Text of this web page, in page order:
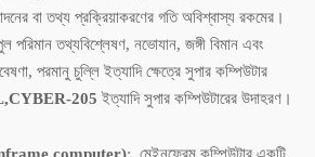
বা তথ্য প্রক্রিয়াকরণের গতি অবিশ্বাস্য রকমের।
পরিমান তথ্যবিশ্লেষণ, নভোযান, জঙ্গী বিমান এবং
পরমানু চুল্লি ইত্যাদি ক্ষেত্রে সুপার কম্পিউটার
205 ইত্যাদি সুপার কম্পিউটারের উদাহরণ।
computer): মেইনফ্রেম কম্পিউটার একটি